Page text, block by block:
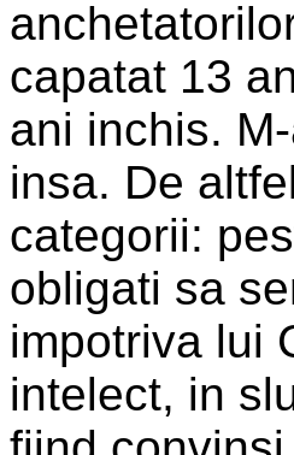
capatat 13
ani inchis.
insa. De
categorii:
obligati sa
impotriva lui
intelect, in